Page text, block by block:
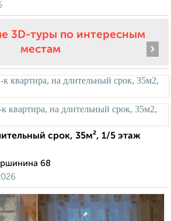
3D-туры по интересным
местам
›
срок, 35м², 1/5 этаж
68